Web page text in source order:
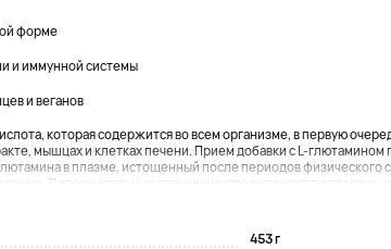
форме
и иммунной системы
и веганов
которая содержится во всем организме, в первую
мышцах и клетках печени. Прием добавки с L-глютамином
в плазме, истощенный после периодов физического
Дополнительные преимущества включают поддержку
453 г